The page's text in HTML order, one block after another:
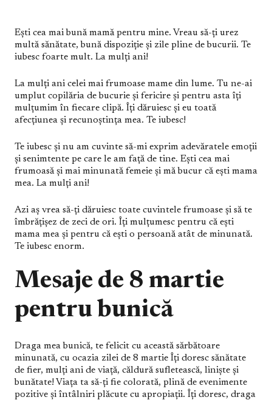
Ești cea mai bună mamă pentru mine. Vreau să-ți urez
multă sănătate, bună dispoziție și zile pline de bucurii. Te
iubesc foarte mult. La mulți ani!
La mulți ani celei mai frumoase mame din lume. Tu ne-ai
umplut copilăria de bucurie și fericire și pentru asta îți
mulțumim în fiecare clipă. Îți dăruiesc și eu toată
afecțiunea și recunoștința mea. Te iubesc!
Te iubesc și nu am cuvinte să-mi exprim adevăratele emoții
și senimtente pe care le am față de tine. Ești cea mai
frumoasă și mai minunată femeie și mă bucur că ești mama
mea. La mulți ani!
Azi aș vrea să-ți dăruiesc toate cuvintele frumoase și să te
îmbrățișez de zeci de ori. Îți mulțumesc pentru că ești
mama mea și pentru că ești o persoană atât de minunată.
Te iubesc enorm.
Mesaje de 8 martie
pentru bunică
Draga mea bunică, te felicit cu această sărbătoare
minunată, cu ocazia zilei de 8 martie Îți doresc sănătate
de fier, mulți ani de viață, căldură sufletească, liniște și
bunătate! Viața ta să-ți fie colorată, plină de evenimente
pozitive și întâlniri plăcute cu apropiații. Îți doresc, draga